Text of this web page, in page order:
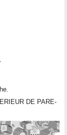
DE PARE-